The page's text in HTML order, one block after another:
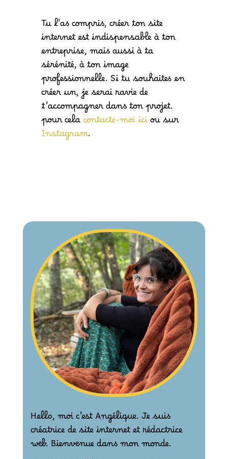
Tu l’as compris, créer ton site
internet est indispensable à ton
entreprise, mais aussi à ta
sérénité, à ton image
professionnelle. Si tu souhaites en
créer un, je serai ravie de
t’accompagner dans ton projet.
pour celacontacte-moi iciou sur
Instagram.
Hello, moi c’est Angélique. Je suis
créatrice de site internet et rédactrice
web. Bienvenue dans mon monde.